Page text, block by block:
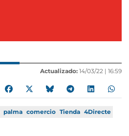
Actualizado: 14/03/22 | 16:59
palma comercio Tienda 4Directe